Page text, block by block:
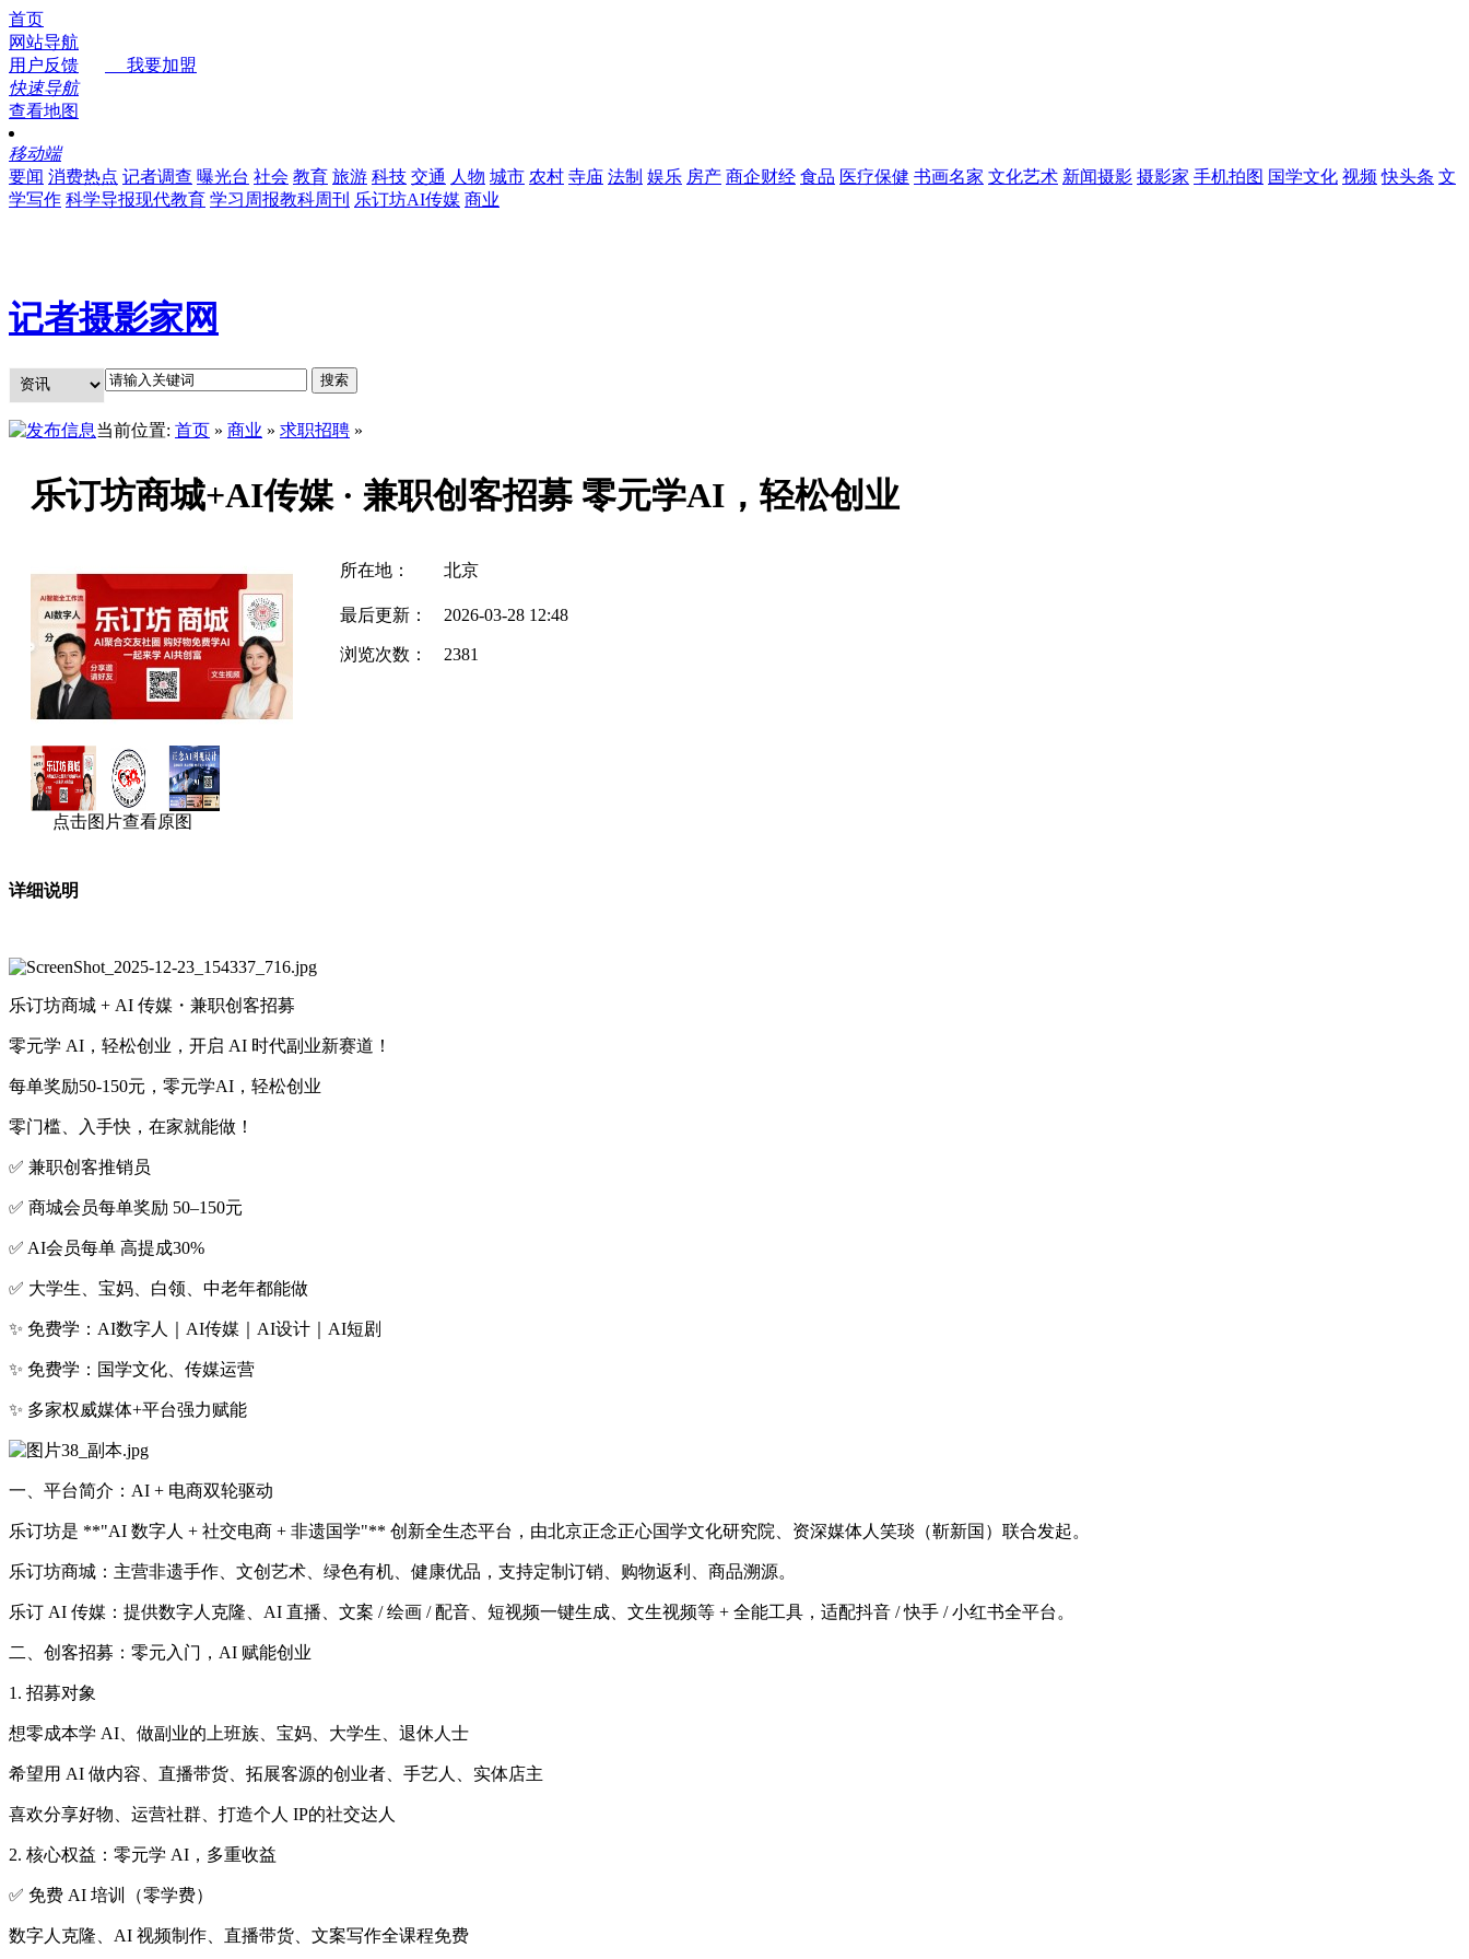
首页
网站导航
用户反馈
我要加盟
快速导航
查看地图
移动端
要闻 消费热点 记者调查 曝光台 社会 教育 旅游 科技 交通 人物 城市 农村 寺庙 法制 娱乐 房产 商企财经 食品 医疗保健 书画名家 文化艺术 新闻摄影 摄影家 手机拍图 国学文化 视频 快头条 文
学写作 科学导报现代教育 学习周报教科周刊 乐订坊AI传媒 商业
记者摄影家网
当前位置: 首页 » 商业 » 求职招聘 »
乐订坊商城+AI传媒 · 兼职创客招募 零元学AI，轻松创业
点击图片查看原图
所在地： 北京
最后更新： 2026-03-28 12:48
浏览次数： 2381
详细说明
乐订坊商城 + AI 传媒・兼职创客招募
零元学 AI，轻松创业，开启 AI 时代副业新赛道！
每单奖励50-150元，零元学AI，轻松创业
零门槛、入手快，在家就能做！
✅ 兼职创客推销员
✅ 商城会员每单奖励 50–150元
✅ AI会员每单 高提成30%
✅ 大学生、宝妈、白领、中老年都能做
✨ 免费学：AI数字人｜AI传媒｜AI设计｜AI短剧
✨ 免费学：国学文化、传媒运营
✨ 多家权威媒体+平台强力赋能
一、平台简介：AI + 电商双轮驱动
乐订坊是 **"AI 数字人 + 社交电商 + 非遗国学"** 创新全生态平台，由北京正念正心国学文化研究院、资深媒体人笑琰（靳新国）联合发起。
乐订坊商城：主营非遗手作、文创艺术、绿色有机、健康优品，支持定制订销、购物返利、商品溯源。
乐订 AI 传媒：提供数字人克隆、AI 直播、文案 / 绘画 / 配音、短视频一键生成、文生视频等 + 全能工具，适配抖音 / 快手 / 小红书全平台。
二、创客招募：零元入门，AI 赋能创业
1. 招募对象
想零成本学 AI、做副业的上班族、宝妈、大学生、退休人士
希望用 AI 做内容、直播带货、拓展客源的创业者、手艺人、实体店主
喜欢分享好物、运营社群、打造个人 IP的社交达人
2. 核心权益：零元学 AI，多重收益
✅ 免费 AI 培训（零学费）
数字人克隆、AI 视频制作、直播带货、文案写作全课程免费